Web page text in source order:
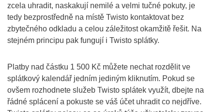
zcela uhradit, naskakují nemilé a velmi tučné pokuty, je
tedy bezprostředně na místě Twisto kontaktovat bez
zbytečného odkladu a celou záležitost okamžitě řešit. Na
stejném principu pak fungují i Twisto splátky.
Platby nad částku 1 500 Kč můžete nechat rozdělit ve
splátkový kalendář jedním jediným kliknutím. Pokud se
ovšem rozhodnete služeb Twisto splátek využít, dbejte na
řádné splácení a pokuste se váš účet uhradit co nejdříve.